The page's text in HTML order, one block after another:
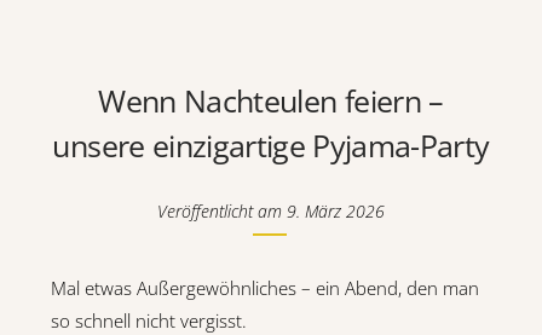
Wenn Nachteulen feiern –
unsere einzigartige Pyjama-Party
Veröffentlicht am 9. März 2026
Mal etwas Außergewöhnliches – ein Abend, den man
so schnell nicht vergisst.